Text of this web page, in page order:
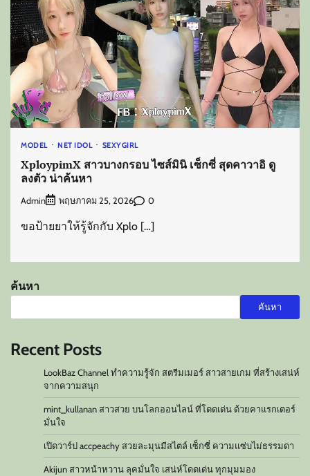
MODEL NET IDOL SEXYGIRL
XploypimX สาวบางกรอบ ไซส์มินิ เซ็กซี่ สุดคาวาอิ ดู
ลงตัว น่าค้นหา
Admin พฤษภาคม 25, 2026 0
ขอป้ายยาให้รู้จักกับ Xplo […]
ค้นหา
ค้นหา
Recent Posts
LookBaz Channel ทำความรู้จัก สตรีมเมอร์ สาวสายเกม ที่สร้างเสน่ห์
จากความสนุก
mint_kullanan สาวสวย บนโลกออนไลน์ ที่โดดเด่น ด้วยคาแรกเตอร์
มั่นใจ
เปิดวาร์ป accpeachy สวยละมุนมีสไตล์ เซ็กซี่ ความแซ่บไม่ธรรมดา
Akijun สาวหน้าหวาน ลุคมั่นใจ เสน่ห์โดดเด่น ทุกมุมมอง